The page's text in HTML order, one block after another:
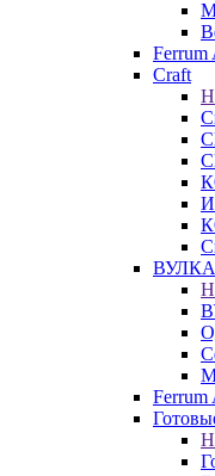
Ferrum
Craft
Ferrum